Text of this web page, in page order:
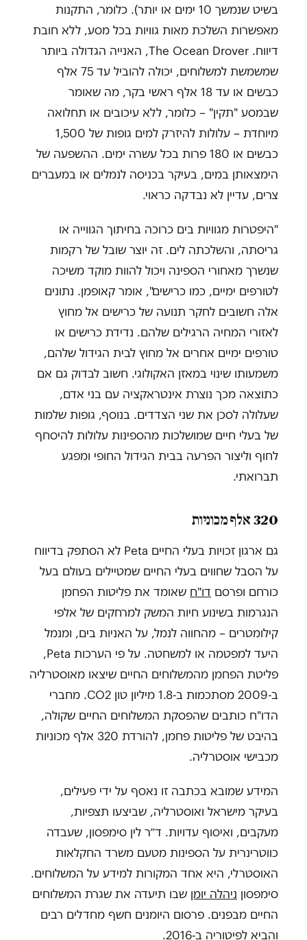
בשיט שנמשך 10 ימים או יותר). כלומר, התקנות
מאפשרות השלכת מאות גוויות בכל מסע, ללא חובת
דיווח. The Ocean Drover, האנייה הגדולה ביותר
שמשמשת למשלוחים, יכולה להוביל עד 75 אלף
כבשים או עד 18 אלף ראשי בקר, מה שאומר
שבמסע "תקין" – כלומר, ללא עיכובים או תחלואה
מיוחדת – עלולות להיזרק למים גופות של 1,500
כבשים או 180 פרות בכל עשרה ימים. ההשפעה של
הימצאותן במים, בעיקר בכניסה לנמלים או במעברים
צרים, עדיין לא נבדקה כראוי.
"היפטרות מגוויות בים כרוכה בחיתוך הגווייה או
גריסתה, והשלכתה לים. זה יוצר שובל של רקמות
שנשרך מאחורי הספינה ויכול להוות מוקד משיכה
לטורפים ימיים, כמו כרישים", אומר קאופמן. נתונים
אלה חשובים לחקר תנועה של כרישים אל מחוץ
לאזורי המחיה הרגילים שלהם. נדידת כרישים או
טורפים ימיים אחרים אל מחוץ לבית הגידול שלהם,
משמעותו שינוי במאזן האקולוגי. חשוב לבדוק גם אם
כתוצאה מכך נוצרת אינטראקציה עם בני אדם,
שעלולה לסכן את שני הצדדים. בנוסף, גופות שלמות
של בעלי חיים שמושלכות מהספינות עלולות להיסחף
לחוף וליצור הפרעה בבית הגידול החופי ומפגע
תברואתי.
320 אלף מכוניות
גם ארגון זכויות בעלי החיים Peta לא הסתפק בדיווח
על הסבל שחווים בעלי החיים שמטיילים בעולם בעל
כורחם ופרסם דו"ח שאומד את פליטות הפחמן
הנגרמות בשינוע חיות המשק למרחקים של אלפי
קילומטרים – מהחווה לנמל, על האניות בים, ומנמל
היעד למפטמה או למשחטה. על פי הערכות Peta
,
פליטת הפחמן מהמשלוחים החיים שיצאו מאוסטרליה
ב-2009 מסתכמות ב-1.8 מיליון טון
CO2. מחברי
הדו"ח כותבים שהפסקת המשלוחים החיים שקולה,
בהיבט של פליטות פחמן, להורדת 320 אלף מכוניות
מכבישי אוסטרליה.
המידע שמובא בכתבה זו נאסף על ידי פעילים,
בעיקר מישראל ואוסטרליה, שביצעו תצפיות,
מעקבים, ואיסוף עדויות. ד״ר לין סימפסון, שעבדה
כווטרינרית על הספינות מטעם משרד החקלאות
האוסטרלי, היא אחד המקורות למידע על המשלוחים.
סימפסון ניהלה יומן שבו תיעדה את שגרת המשלוחים
החיים מבפנים. פרסום היומנים חשף מחדלים רבים
והביא לפיטוריה ב-2016.